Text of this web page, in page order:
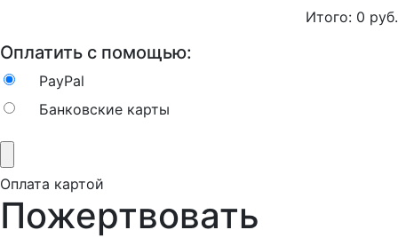
Итого: 0 руб.
Оплатить с помощью:
PayPal
Банковские карты
Оплата картой
Пожертвовать